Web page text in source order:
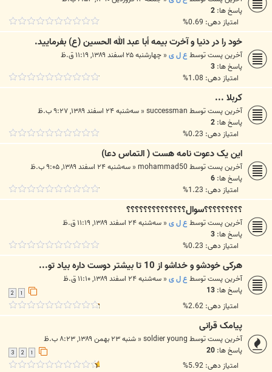
پاسخ ها: 2
امتیاز دهی: 0.69%
خود را در دنيا و آخرت بيمه أبا عبد الله الحسين (ع) بفرماييد.
آخرین پست توسطع ل ی« چهارشنبه ۲۵ اسفند ۱۳۸۹, ۱۱:۱۹ ق.ظ
پاسخ ها: 3
امتیاز دهی: 1.08%
کربلا ...
آخرین پست توسطsuccessman
« سه‌شنبه ۲۴ اسفند ۱۳۸۹, ۹:۲۷ ب.ظ
پاسخ ها: 2
امتیاز دهی: 0.23%
این یک دعوت نامه هست ( التماس دعا)
آخرین پست توسطmohammad50
« سه‌شنبه ۲۴ اسفند ۱۳۸۹, ۹:۰۵ ب.ظ
پاسخ ها: 6
امتیاز دهی: 1.23%
؟؟؟؟؟؟؟؟؟سوال؟؟؟؟؟؟؟؟؟؟؟؟؟؟
آخرین پست توسطع ل ی« سه‌شنبه ۲۴ اسفند ۱۳۸۹, ۱۱:۱۹ ق.ظ
پاسخ ها: 3
امتیاز دهی: 0.23%
هرکی خودشو و خداشو از 10 تا بیشتر دوست داره بیاد تو...
آخرین پست توسطع ل ی« سه‌شنبه ۲۴ اسفند ۱۳۸۹, ۱۱:۱۰ ق.ظ
پاسخ ها: 13
امتیاز دهی: 2.62%
پیامک قرانی
آخرین پست توسطsoldier young
« شنبه ۲۳ بهمن ۱۳۸۹, ۸:۲۳ ب.ظ
پاسخ ها: 20
3
امتیاز دهی: 5.92%